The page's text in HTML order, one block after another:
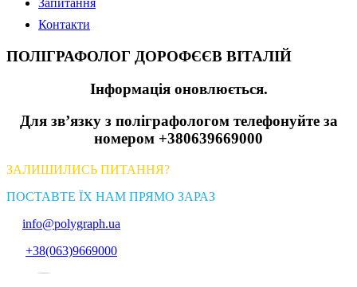
Запитання
Контакти
ПОЛІГРАФОЛОГ ДОРОФЄЄВ ВІТАЛІЙ
Інформація оновлюється.
Для зв’язку з поліграфологом телефонуйте за
номером +380639669000
ЗАЛИШИЛИСЬ ПИТАННЯ?
ПОСТАВТЕ ЇХ НАМ ПРЯМО ЗАРАЗ
info@polygraph.ua
+38(063)9669000